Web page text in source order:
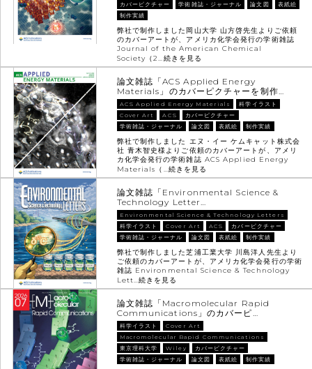
カバーピクチャー
学術雑誌・ジャーナル 論文図
表紙絵
制作実績
弊社で制作しました岡山大学 山方啓先生よりご依頼
のカバーアートが、アメリカ化学会発行の学術雑誌
Journal of the American Chemical
Society（2…続きを見る
論文雑誌「ACS Applied Energy
Materials」のカバーピクチャーを制作…
ACS Applied Energy Materials
科学イラスト
Cover Art
ACS
カバーピクチャー
学術雑誌・ジャーナル
論文図 表紙絵 制作実績
弊社で制作しました エヌ・イー ケムキャット株式会
社 青木智史様よりご依頼のカバーアートが、アメリ
カ化学会発行の学術雑誌 ACS Applied Energy
Materials（…続きを見る
論文雑誌「Environmental Science &
Technology Letter…
Environmental Science & Technology Letters
科学イラスト
Cover Art ACS
カバーピクチャー
学術雑誌・ジャーナル
論文図 表紙絵 制作実績
弊社で制作しました芝浦工業大学 川島洋人先生より
ご依頼のカバーアートが、アメリカ化学会発行の学術
雑誌 Environmental Science & Technology
Lett…続きを見る
論文雑誌「Macromolecular Rapid
Communications」のカバーピ…
科学イラスト
Cover Art
Macromolecular Rapid Communications
東京理科大学
Wiley
カバーピクチャー
学術雑誌・ジャーナル
論文図 表紙絵 制作実績